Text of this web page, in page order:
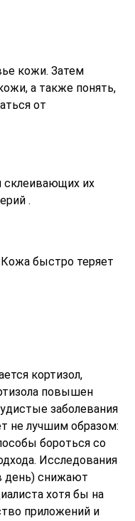
кожи. Затем
а также понять,
от
склеивающих их
.
быстро теряет
кортизол,
повышен
заболевания
не лучшим образом:
бороться со
Исследования
день) снижают
хотя бы на
приложений и